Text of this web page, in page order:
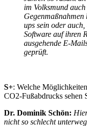
im Volksmund
ups sein oder
Software auf ihren
ausgehende E-
geprüft.
S+: Welche
CO2-Fußabdrucks sehen
Dr. Dominik Schön:
nicht so schlecht